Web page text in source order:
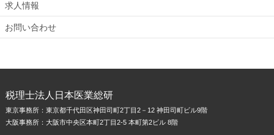
求人情報
お問い合わせ
税理士法人日本医業総研
東京事務所：東京都千代田区神田司町2丁目2－12 神田司町ビル9階
大阪事務所：大阪市中央区本町2丁目2-5 本町第2ビル 8階